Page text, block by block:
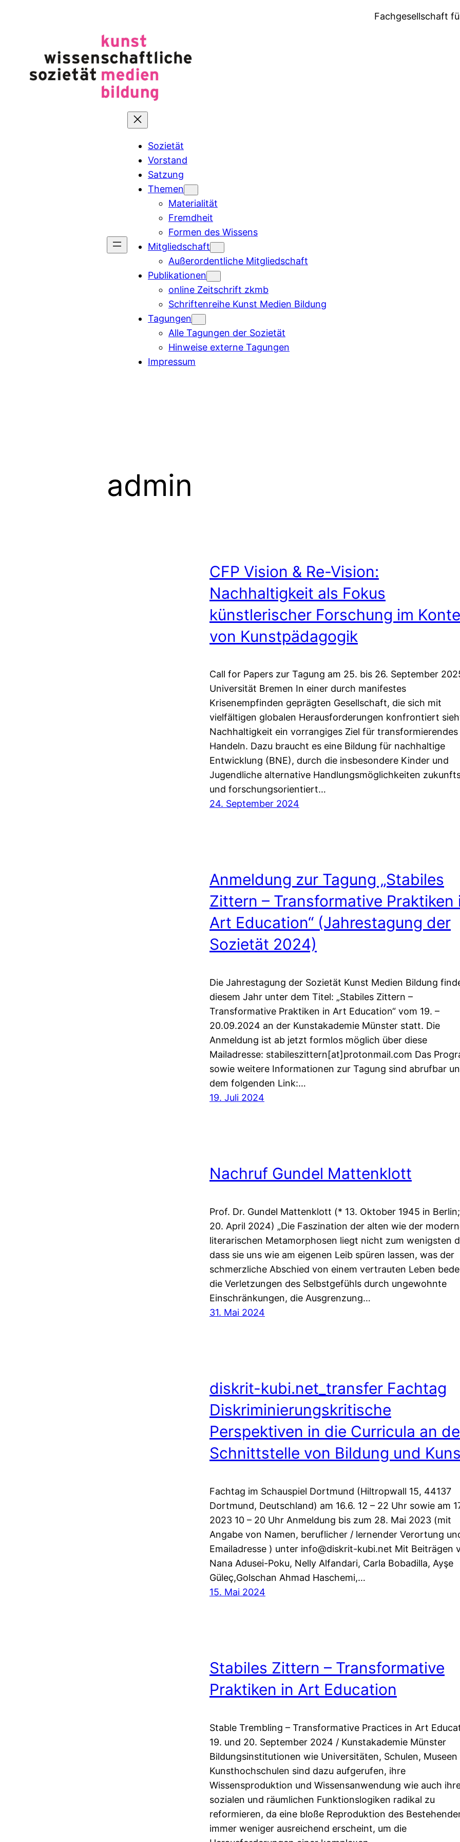
Fachgesellschaft
Sozietät
Vorstand
Satzung
Themen
Materialität
Fremdheit
Formen des Wissens
Mitgliedschaft
Außerordentliche Mitgliedschaft
Publikationen
online Zeitschrift zkmb
Schriftenreihe Kunst Medien Bildung
Tagungen
Alle Tagungen der Sozietät
Hinweise externe Tagungen
Impressum
admin
CFP Vision & Re-Vision:
Nachhaltigkeit als Fokus
künstlerischer Forschung im
von Kunstpädagogik
Call for Papers zur Tagung am 25. bis 26. September
Universität Bremen In einer durch manifestes
Krisenempfinden geprägten Gesellschaft, die sich mit
vielfältigen globalen Herausforderungen konfrontiert
Nachhaltigkeit ein vorrangiges Ziel für transformierendes
Handeln. Dazu braucht es eine Bildung für nachhaltige
Entwicklung (BNE), durch die insbesondere Kinder und
Jugendliche alternative Handlungsmöglichkeiten
und forschungsorientiert…
24. September 2024
Anmeldung zur Tagung „Stabiles
Zittern – Transformative Praktiken
Art Education“ (Jahrestagung der
Sozietät 2024)
Die Jahrestagung der Sozietät Kunst Medien Bildung
diesem Jahr unter dem Titel: „Stabiles Zittern –
Transformative Praktiken in Art Education“ vom 19. –
20.09.2024 an der Kunstakademie Münster statt. Die
Anmeldung ist ab jetzt formlos möglich über diese
Mailadresse: stabileszittern[at]protonmail.com Das
sowie weitere Informationen zur Tagung sind abrufbar
dem folgenden Link:…
19. Juli 2024
Nachruf Gundel Mattenklott
Prof. Dr. Gundel Mattenklott (* 13. Oktober 1945 in
20. April 2024) „Die Faszination der alten wie der
literarischen Metamorphosen liegt nicht zum wenigsten
dass sie uns wie am eigenen Leib spüren lassen, was der
schmerzliche Abschied von einem vertrauten Leben
die Verletzungen des Selbstgefühls durch ungewohnte
Einschränkungen, die Ausgrenzung…
31. Mai 2024
diskrit-kubi.net_transfer Fachtag
Diskriminierungskritische
Perspektiven in die Curricula an
Schnittstelle von Bildung und
Fachtag im Schauspiel Dortmund (Hiltropwall 15, 44137
Dortmund, Deutschland) am 16.6. 12 – 22 Uhr sowie am
2023 10 – 20 Uhr Anmeldung bis zum 28. Mai 2023 (mit
Angabe von Namen, beruflicher / lernender Verortung
Emailadresse ) unter info@diskrit-kubi.net Mit Beiträgen
Nana Adusei-Poku, Nelly Alfandari, Carla Bobadilla, Ayşe
Güleç,Golschan Ahmad Haschemi,…
15. Mai 2024
Stabiles Zittern – Transformative
Praktiken in Art Education
Stable Trembling – Transformative Practices in Art
19. und 20. September 2024 / Kunstakademie Münster
Bildungsinstitutionen wie Universitäten, Schulen, Museen
Kunsthochschulen sind dazu aufgerufen, ihre
Wissensproduktion und Wissensanwendung wie auch
sozialen und räumlichen Funktionslogiken radikal zu
reformieren, da eine bloße Reproduktion des
immer weniger ausreichend erscheint, um die